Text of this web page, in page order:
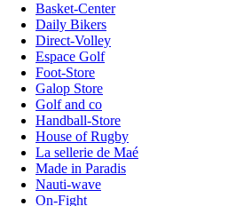
Basket-Center
Daily Bikers
Direct-Volley
Espace Golf
Foot-Store
Galop Store
Golf and co
Handball-Store
House of Rugby
La sellerie de Maé
Made in Paradis
Nauti-wave
On-Fight